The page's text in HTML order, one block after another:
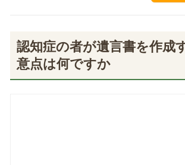
認知症の者が遺言書を作成
意点は何ですか